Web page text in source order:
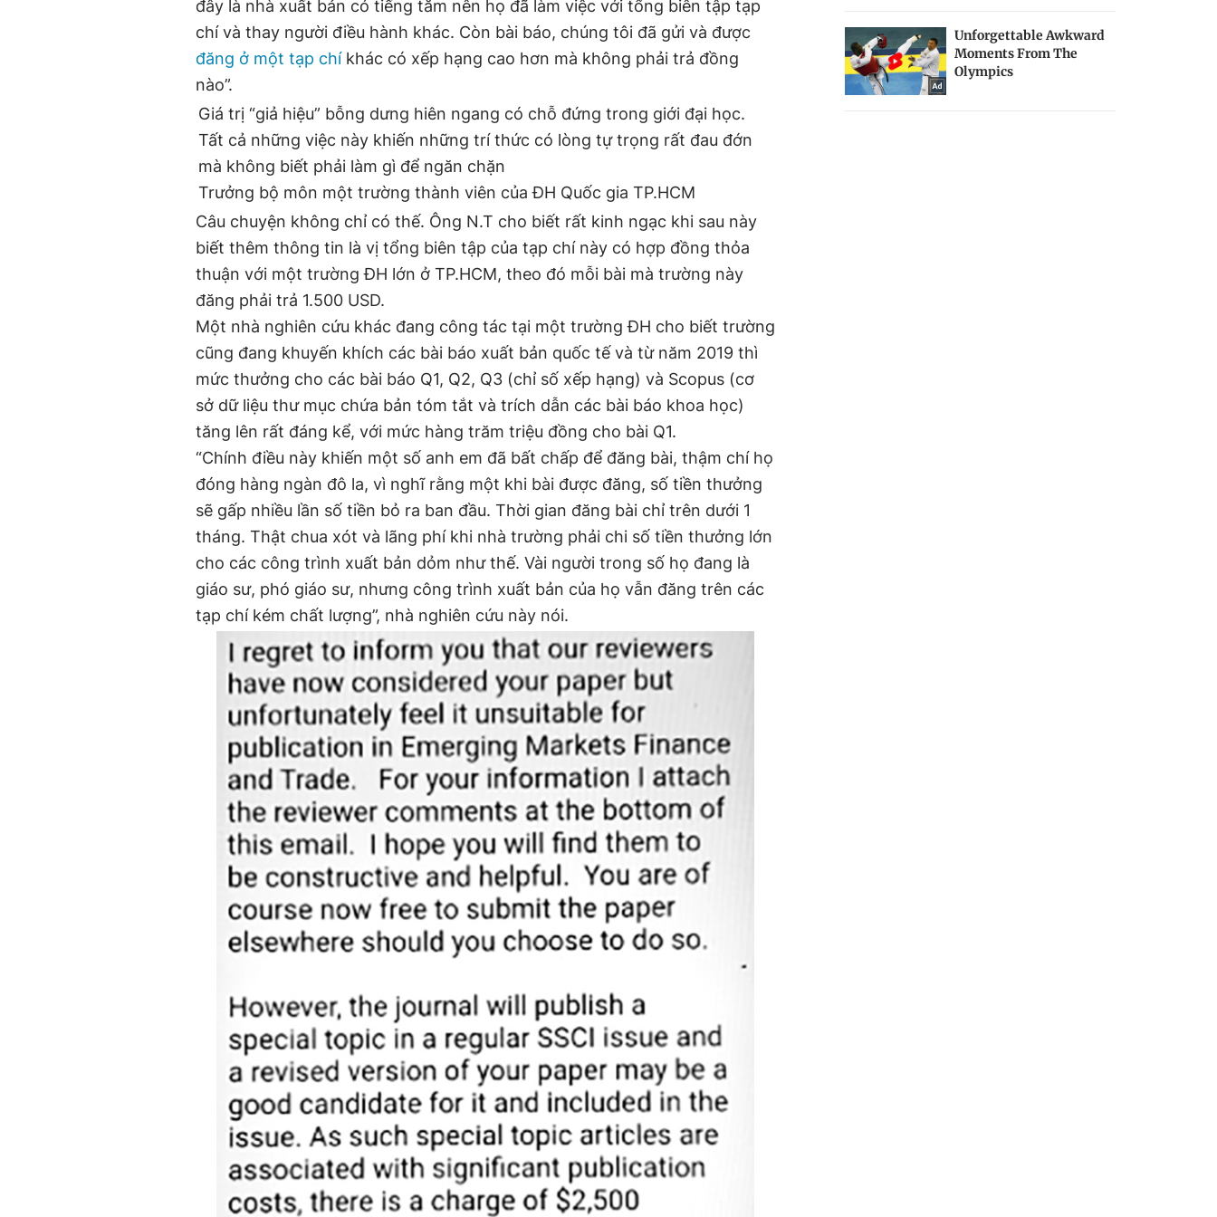
đây là nhà xuất bản có tiếng tăm nên họ đã làm việc với tổng biên tập tạp
chí và thay người điều hành khác. Còn bài báo, chúng tôi đã gửi và được
đăng ở một tạp chíkhác có xếp hạng cao hơn mà không phải trả đồng
nào”.
Giá trị “giả hiệu” bỗng dưng hiên ngang có chỗ đứng trong giới đại học.
Tất cả những việc này khiến những trí thức có lòng tự trọng rất đau đớn
mà không biết phải làm gì để ngăn chặn
Trưởng bộ môn một trường thành viên của ĐH Quốc gia TP.HCM
Câu chuyện không chỉ có thế. Ông N.T cho biết rất kinh ngạc khi sau này
biết thêm thông tin là vị tổng biên tập của tạp chí này có hợp đồng thỏa
thuận với một trường ĐH lớn ở TP.HCM, theo đó mỗi bài mà trường này
đăng phải trả 1.500 USD.
Một nhà nghiên cứu khác đang công tác tại một trường ĐH cho biết trường
cũng đang khuyến khích các bài báo xuất bản quốc tế và từ năm 2019 thì
mức thưởng cho các bài báo Q1, Q2, Q3 (chỉ số xếp hạng) và Scopus (cơ
sở dữ liệu thư mục chứa bản tóm tắt và trích dẫn các bài báo khoa học)
tăng lên rất đáng kể, với mức hàng trăm triệu đồng cho bài Q1.
“Chính điều này khiến một số anh em đã bất chấp để đăng bài, thậm chí họ
đóng hàng ngàn đô la, vì nghĩ rằng một khi bài được đăng, số tiền thưởng
sẽ gấp nhiều lần số tiền bỏ ra ban đầu. Thời gian đăng bài chỉ trên dưới 1
tháng. Thật chua xót và lãng phí khi nhà trường phải chi số tiền thưởng lớn
cho các công trình xuất bản dỏm như thế. Vài người trong số họ đang là
giáo sư, phó giáo sư, nhưng công trình xuất bản của họ vẫn đăng trên các
tạp chí kém chất lượng”, nhà nghiên cứu này nói.